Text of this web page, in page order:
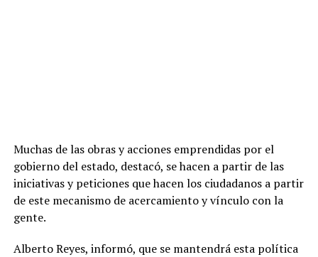
Muchas de las obras y acciones emprendidas por el
gobierno del estado, destacó, se hacen a partir de las
iniciativas y peticiones que hacen los ciudadanos a partir
de este mecanismo de acercamiento y vínculo con la
gente.
Alberto Reyes, informó, que se mantendrá esta política